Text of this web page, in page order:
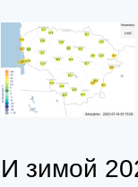
И зимой